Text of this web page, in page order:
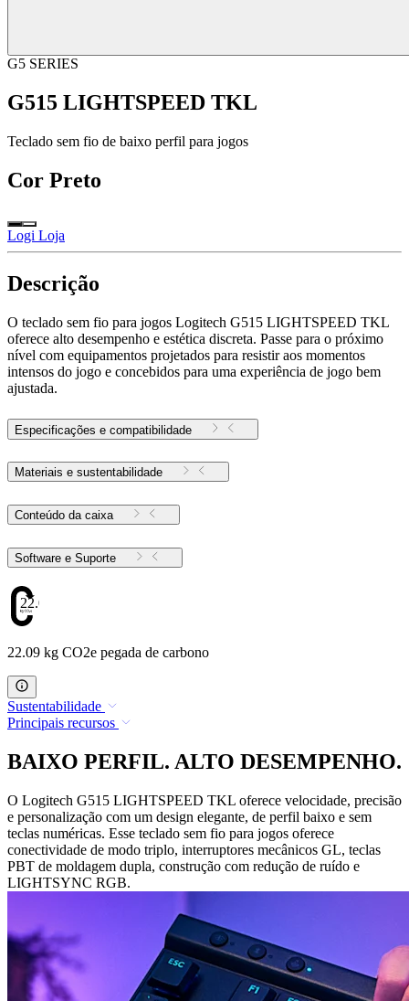
G5 SERIES
G515 LIGHTSPEED TKL
Teclado sem fio de baixo perfil para jogos
Cor Preto
Logi Loja
Descrição
O teclado sem fio para jogos Logitech G515 LIGHTSPEED TKL
oferece alto desempenho e estética discreta. Passe para o próximo
nível com equipamentos projetados para resistir aos momentos
intensos do jogo e concebidos para uma experiência de jogo bem
ajustada.
Especificações e compatibilidade
Materiais e sustentabilidade
Conteúdo da caixa
Software e Suporte
22.09
22.09 kg CO2e pegada de carbono
Sustentabilidade
Principais recursos
BAIXO PERFIL. ALTO DESEMPENHO.
O Logitech G515 LIGHTSPEED TKL oferece velocidade, precisão
e personalização com um design elegante, de perfil baixo e sem
teclas numéricas. Esse teclado sem fio para jogos oferece
conectividade de modo triplo, interruptores mecânicos GL, teclas
PBT de moldagem dupla, construção com redução de ruído e
LIGHTSYNC RGB.